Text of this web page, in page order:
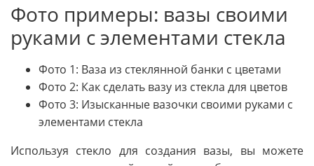
Фото примеры: вазы своими
руками с элементами стекла
Фото 1: Ваза из стеклянной банки с цветами
Фото 2: Как сделать вазу из стекла для цветов
Фото 3: Изысканные вазочки своими руками с
элементами стекла
Используя стекло для создания вазы, вы можете